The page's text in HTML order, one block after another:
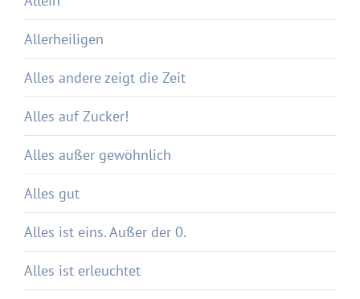
Allerheiligen
Alles andere zeigt die Zeit
Alles auf Zucker!
Alles außer gewöhnlich
Alles gut
Alles ist eins. Außer der 0.
Alles ist erleuchtet